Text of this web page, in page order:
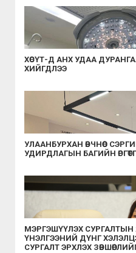
ХӨСҮТ-Д АНХ УДАА
ХИЙГДЛЭЭ
УЛААНБУРХАН ӨВЧНӨӨС
УДИРДЛАГЫН БАГИЙН
МЭРГЭШҮҮЛЭХ
ҮНЭЛГЭЭНИЙ ДҮНГ
СУРГАЛТ ЭРХЛЭХ